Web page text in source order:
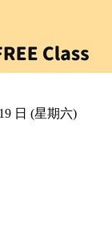
日 (星期六)